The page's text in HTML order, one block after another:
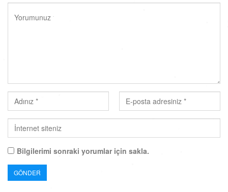
Bilgilerimi sonraki yorumlar için sakla.